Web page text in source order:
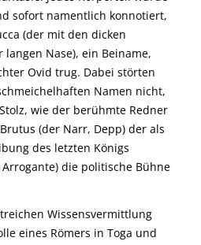
sofort namentlich konnotiert,
(der mit den dicken
langen Nase), ein Beiname,
Ovid trug. Dabei störten
Namen nicht,
wie der berühmte Redner
(der Narr, Depp) der als
des letzten Königs
die politische Bühne
Wissensvermittlung
eines Römers in Toga und